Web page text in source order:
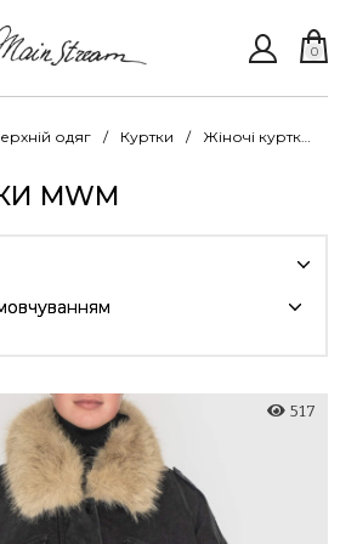
0
одяг Куртки Жіночі куртки MWM
MWM
517